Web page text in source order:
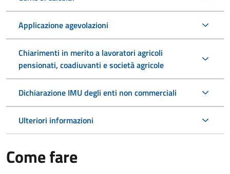
Applicazione agevolazioni
Chiarimenti in merito a lavoratori agricoli
pensionati, coadiuvanti e società agricole
Dichiarazione IMU degli enti non commerciali
Ulteriori informazioni
Come fare